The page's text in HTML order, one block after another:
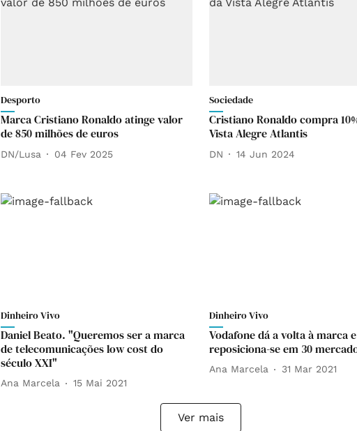
Desporto
Marca Cristiano Ronaldo atinge valor
de 850 milhões de euros
DN/Lusa 04 Fev 2025
Sociedade
Cristiano Ronaldo compra
Vista Alegre Atlantis
DN 14 Jun 2024
Dinheiro Vivo
Daniel Beato. "Queremos ser a marca
de telecomunicações low cost do
século XXI"
Ana Marcela 15 Mai 2021
Dinheiro Vivo
Vodafone dá a volta à marca e
reposiciona-se em 30
Ana Marcela 31 Mar 2021
Ver mais